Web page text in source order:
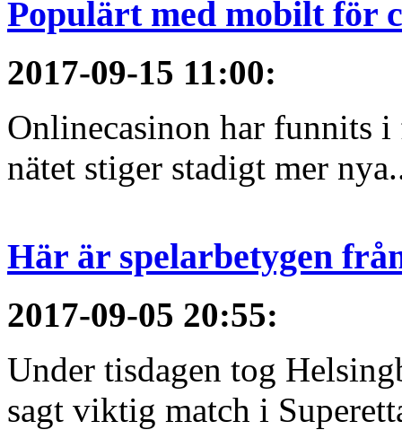
Populärt med mobilt för
2017-09-15 11:00:
Onlinecasinon har funnits i
nätet stiger stadigt mer
Här är spelarbetygen
2017-09-05 20:55:
Under tisdagen tog
sagt viktig match i